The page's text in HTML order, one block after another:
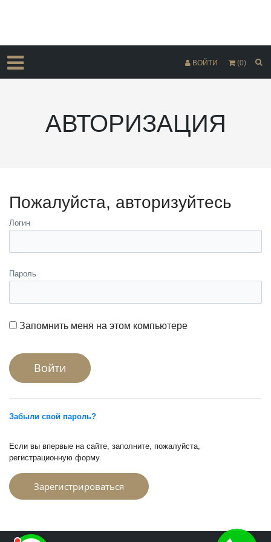
ВОЙТИ (0)
АВТОРИЗАЦИЯ
Пожалуйста, авторизуйтесь
Логин
Пароль
Запомнить меня на этом компьютере
Забыли свой пароль?
Если вы впервые на сайте, заполните, пожалуйста,
регистрационную форму.
Зарегистрироваться